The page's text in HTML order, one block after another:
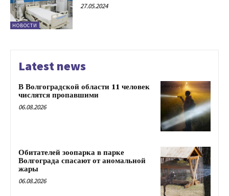
НОВОСТИ
27.05.2024
Latest news
В Волгоградской области 11 человек
числятся пропавшими
06.08.2026
Обитателей зоопарка в парке
Волгограда спасают от аномальной
жары
06.08.2026